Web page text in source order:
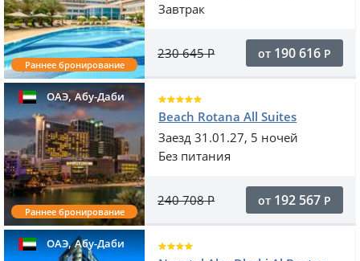
Раннее бронирование
Завтрак
230 645Р от 190 616 Р
ОАЭ,Абу-Даби
Раннее бронирование
Beach Rotana All Suites
Заезд 31.01.27, 5 ночей
Без питания
240 708Р от 192 567 Р
ОАЭ,Абу-Даби